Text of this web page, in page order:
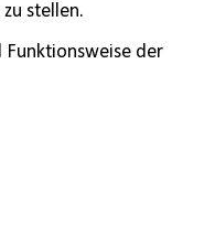
stellen.
Funktionsweise der